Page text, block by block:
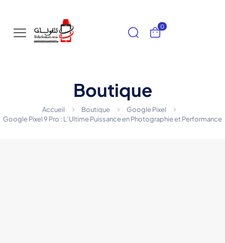
0
Boutique
Accueil Boutique
Google Pixel
Google Pixel 9 Pro : L’Ultime Puissance en Photographie et Performance